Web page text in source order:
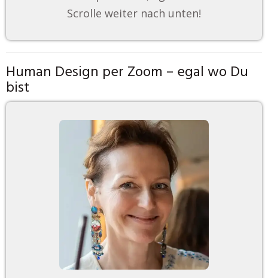
Scrolle weiter nach unten!
Human Design per Zoom – egal wo Du
bist